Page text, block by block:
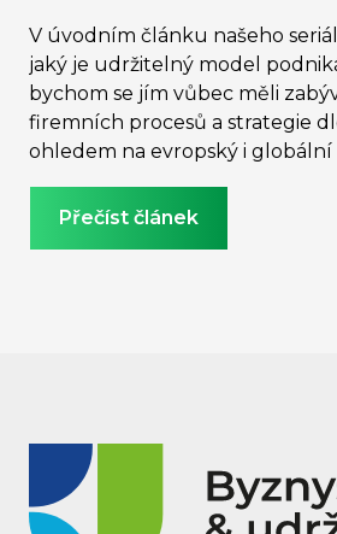
V úvodním článku našeho
jaký je udržitelný model
bychom se jím vůbec měli
firemních procesů a strategie
ohledem na evropský i
administrativní zátěž, jak si
Přečíst článek